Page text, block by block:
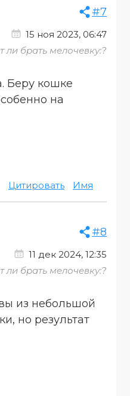
#7
15 ноя 2023, 06:47
ли брать мелочевку:?
Беру кошке
на
Цитировать Имя
#8
11 дек 2024, 12:35
ли брать мелочевку:?
из небольшой
но результат